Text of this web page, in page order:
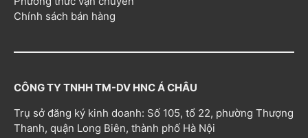
Chính sách bán hàng
CÔNG TY TNHH TM-DV HNC Á CHÂU
Trụ sở đăng ký kinh doanh: Số 105, tổ 22, phường Thượng
Thanh, quận Long Biên, thành phố Hà Nội